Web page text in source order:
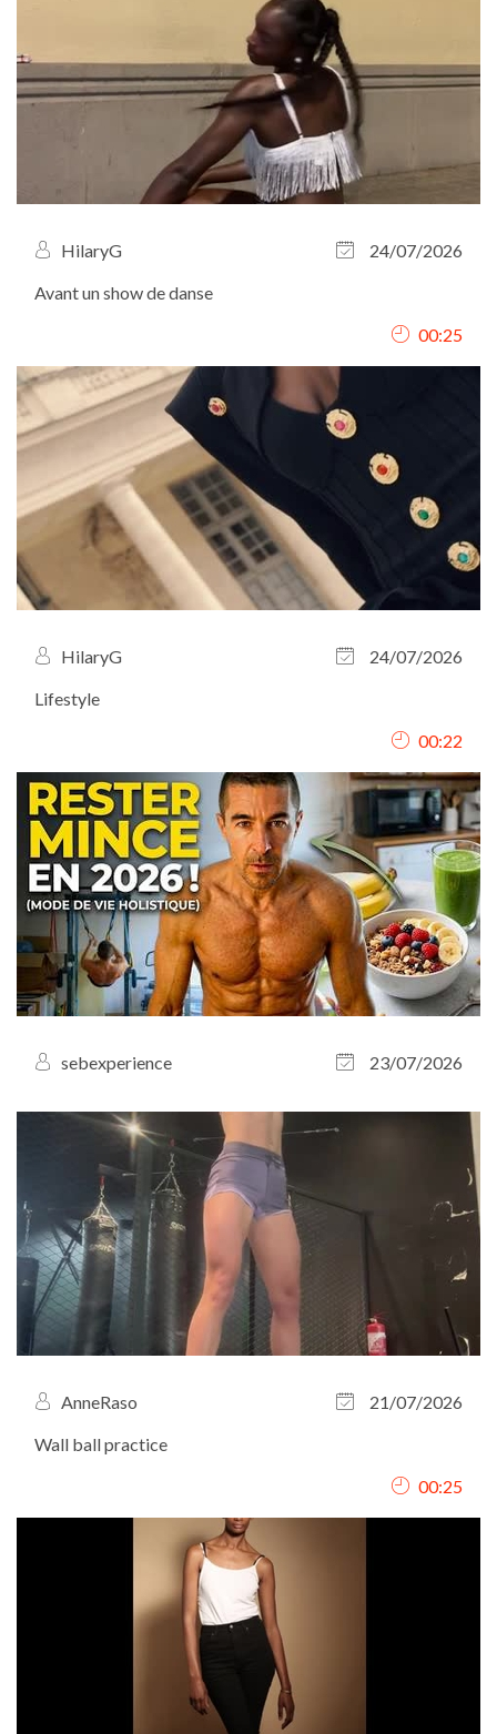
HilaryG
24/07/2026
Avant un show de danse
00:25
HilaryG
24/07/2026
Lifestyle
00:22
sebexperience 23/07/2026
AnneRaso
21/07/2026
Wall ball practice
00:25